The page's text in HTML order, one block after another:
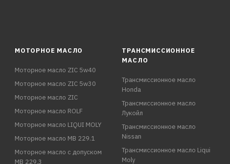
МОТОРНОЕ МАСЛО
Моторное масло ZIC 5w40
Моторное масло ZIC 5w30
Моторное масло ZIC
Моторное масло ROLF
Моторное масло LIQUI MOLY
Моторное масло MB 229.1
Моторное масло с допуском
MB 229.3
ТРАНСМИССИОННОЕ
МАСЛО
Трансмиссионное масло
Honda
Трансмиссионное масло
Лукойл
Трансмиссионное масло
Nissan
Трансмиссионное масло Liqui
Moly